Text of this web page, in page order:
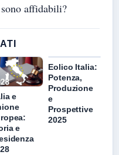
affidabili?
e
e
Eolico Italia:
Potenza,
Produzione
e
Prospettive
2025